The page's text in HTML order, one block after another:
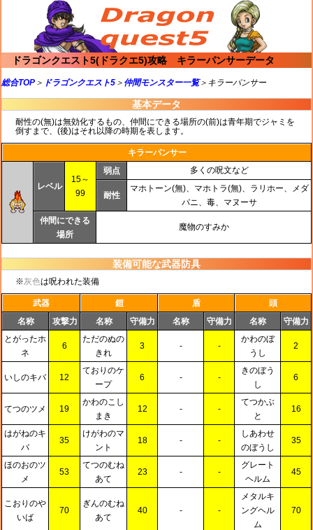
ドラゴンクエスト5(ドラクエ5)攻略 キラーパンサーデータ
総合TOP ＞ ドラゴンクエスト5 ＞ 仲間モンスター一覧＞キラーパンサー
基本データ
耐性の(無)は無効化するもの、仲間にできる場所の(前)は青年期でジャミを
倒すまで、(後)はそれ以降の時期を表します。
キラーパンサー
レベル
15～
99
弱点 多くの呪文など
耐性
マホトーン(無)、マホトラ(無)、ラリホー、メダ
パニ、毒、マヌーサ
仲間にできる
場所
魔物のすみか
装備可能な武器防具
※灰色は呪われた装備
武器 鎧 盾
頭
名称
攻撃力 名称 守備力 名称 守備力 名称
守備力
とがったホ
ネ
6
ただのぬの
きれ
3 - -
かわのぼ
うし
2
いしのキバ 12
ておりのケ
ープ
6 - -
きのぼう
し
6
てつのツメ 19
かわのこし
まき
12 - -
てつかぶ
と
16
はがねのキ
バ
35
けがわのマ
ント
18 - -
しあわせ
のぼうし
35
ほのおのツ
メ
53
てつのむね
あて
23 - -
グレート
ヘルム
45
こおりのや
いば
70
ぎんのむね
あて
40 - -
メタルキ
ングヘル
ム
70